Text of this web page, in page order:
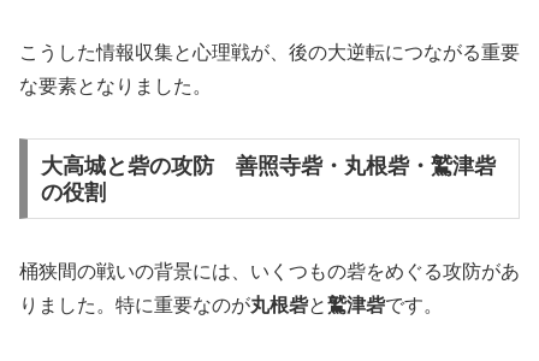
こうした情報収集と心理戦が、後の大逆転につながる重要
な要素となりました。
大高城と砦の攻防 善照寺砦・丸根砦・鷲津砦
の役割
桶狭間の戦いの背景には、いくつもの砦をめぐる攻防があ
りました。特に重要なのが丸根砦と鷲津砦です。